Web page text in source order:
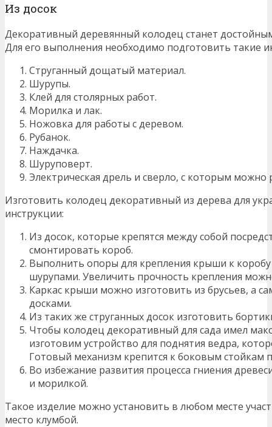
Из досок
Декоративный деревянный колодец станет
Для его выполнения необходимо подготовить такие
Струганный дощатый материал.
Шурупы.
Клей для столярных работ.
Морилка и лак.
Ножовка для работы с деревом.
Рубанок.
Наждачка.
Шуруповерт.
Электрическая дрель и сверло, с которым можно
Изготовить колодец декоративный из дерева для
инструкции:
Из досок, которые крепятся между собой
смонтировать короб.
Выполнить опоры для крепления крыши к коробу
шурупами. Увеличить прочность крепления
Каркас крыши можно изготовить из брусьев, а
досками.
Из таких же струганных досок изготовить
Чтобы колодец декоративный для сада имел
изготовим устройство для поднятия ведра,
Готовый механизм крепится к боковым стойкам
Во избежание развития процесса гниения
и морилкой.
Такое изделие можно установить в любом месте
место клумбой.